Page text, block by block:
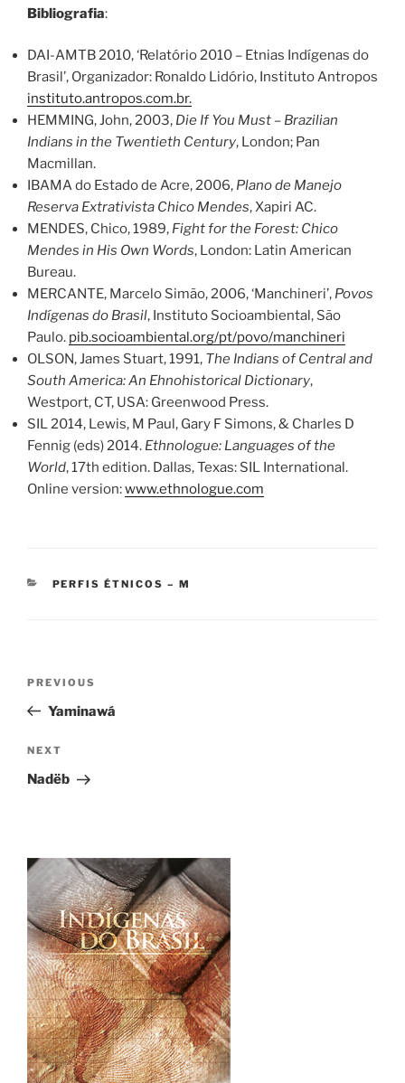
Bibliografia:
DAI-AMTB 2010, ‘Relatório 2010 – Etnias Indígenas do
Brasil’, Organizador: Ronaldo Lidório, Instituto Antropos
instituto.antropos.com.br.
HEMMING, John, 2003, Die If You Must – Brazilian
Indians in the Twentieth Century, London; Pan
Macmillan.
IBAMA do Estado de Acre, 2006, Plano de Manejo
Reserva Extrativista Chico Mendes, Xapiri AC.
MENDES, Chico, 1989, Fight for the Forest: Chico
Mendes in His Own Words, London: Latin American
Bureau.
MERCANTE, Marcelo Simão, 2006, ‘Manchineri’, Povos
Indígenas do Brasil, Instituto Socioambiental, São
Paulo. pib.socioambiental.org/pt/povo/manchineri
OLSON, James Stuart, 1991, The Indians of Central and
South America: An Ehnohistorical Dictionary,
Westport, CT, USA: Greenwood Press.
SIL 2014, Lewis, M Paul, Gary F Simons, & Charles D
Fennig (eds) 2014. Ethnologue: Languages of the
World, 17th edition. Dallas, Texas: SIL International.
Online version:www.ethnologue.com
CATEGORIES
PERFIS ÉTNICOS – M
Previous
Post
PREVIOUS
Yaminawá
Next
Post
NEXT
Nadëb